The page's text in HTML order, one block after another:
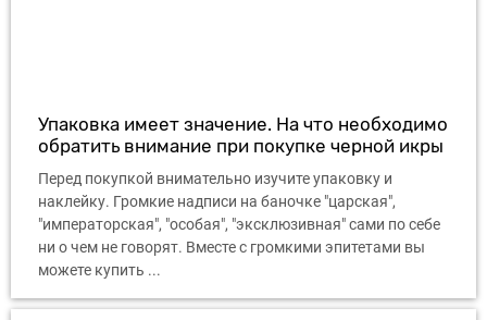
Упаковка имеет значение. На что необходимо
обратить внимание при покупке черной икры
Перед покупкой внимательно изучите упаковку и
наклейку. Громкие надписи на баночке "царская",
"императорская", "особая", "эксклюзивная" сами по себе
ни о чем не говорят. Вместе с громкими эпитетами вы
можете купить ...